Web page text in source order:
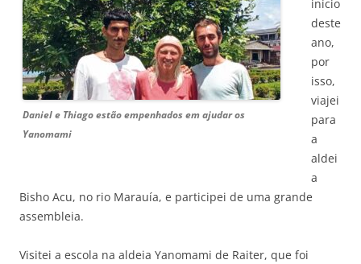
Daniel e Thiago estão empenhados em ajudar os
Yanomami
início
deste
ano,
por
isso,
viajei
para
a
aldei
a
Bisho Acu, no rio Marauía, e participei de uma grande
assembleia.
Visitei a escola na aldeia Yanomami de Raiter, que foi